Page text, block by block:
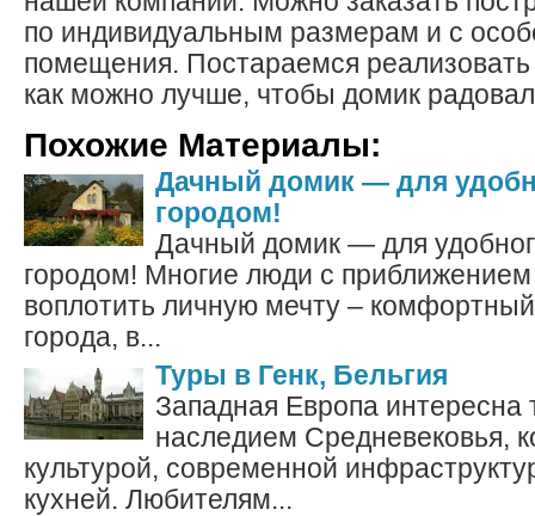
по индивидуальным размерам и с
помещения. Постараемся
как можно лучше, чтобы домик радовал
Похожие Материалы:
Дачный домик — для
городом!
Дачный домик — для
городом! Многие люди с
воплотить личную мечту –
города, в...
Туры в Генк, Бельгия
Западная Европа интересна
наследием Средневековья,
культурой, современной
кухней. Любителям...